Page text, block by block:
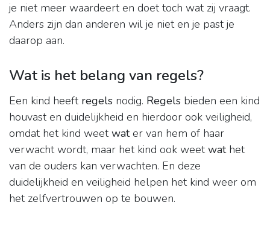
je niet meer waardeert en doet toch wat zij vraagt.
Anders zijn dan anderen wil je niet en je past je
daarop aan.
Wat is het belang van regels?
Een kind heeft regels nodig. Regels bieden een kind
houvast en duidelijkheid en hierdoor ook veiligheid,
omdat het kind weetwater van hem of haar
verwacht wordt, maar het kind ook weetwathet
van de ouders kan verwachten. En deze
duidelijkheid en veiligheid helpen het kind weer om
het zelfvertrouwen op te bouwen.